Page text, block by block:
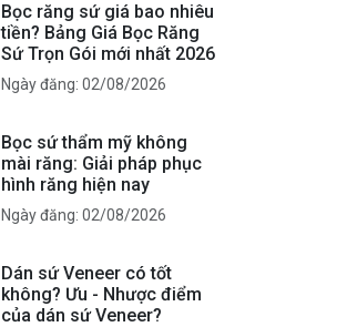
Bọc răng sứ giá bao nhiêu
tiền? Bảng Giá Bọc Răng
Sứ Trọn Gói mới nhất 2026
Ngày đăng: 02/08/2026
Bọc sứ thẩm mỹ không
mài răng: Giải pháp phục
hình răng hiện nay
Ngày đăng: 02/08/2026
Dán sứ Veneer có tốt
không? Ưu - Nhược điểm
của dán sứ Veneer?